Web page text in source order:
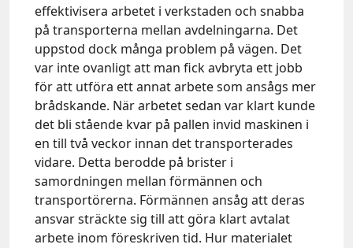
effektivisera arbetet i verkstaden och snabba
på transporterna mellan avdelningarna. Det
uppstod dock många problem på vägen. Det
var inte ovanligt att man fick avbryta ett jobb
för att utföra ett annat arbete som ansågs mer
brådskande. När arbetet sedan var klart kunde
det bli stående kvar på pallen invid maskinen i
en till två veckor innan det transporterades
vidare. Detta berodde på brister i
samordningen mellan förmännen och
transportörerna. Förmännen ansåg att deras
ansvar sträckte sig till att göra klart avtalat
arbete inom föreskriven tid. Hur materialet